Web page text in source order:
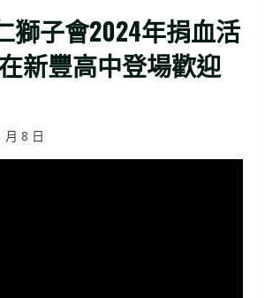
獅子會2024年捐血活
新豐高中登場歡迎
月 8 日